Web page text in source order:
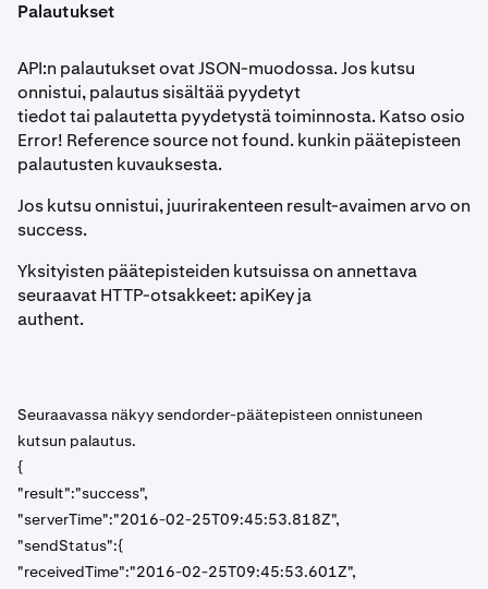
Palautukset
API:n palautukset ovat JSON-muodossa. Jos kutsu
onnistui, palautus sisältää pyydetyt
tiedot tai palautetta pyydetystä toiminnosta. Katso osio
Error! Reference source not found. kunkin päätepisteen
palautusten kuvauksesta.
Jos kutsu onnistui, juurirakenteen result-avaimen arvo on
success.
Yksityisten päätepisteiden kutsuissa on annettava
seuraavat HTTP-otsakkeet: apiKey ja
authent.
Seuraavassa näkyy sendorder-päätepisteen onnistuneen
kutsun palautus.
{
"result":"success",
"serverTime":"2016-02-25T09:45:53.818Z",
"sendStatus":{
"receivedTime":"2016-02-25T09:45:53.601Z",